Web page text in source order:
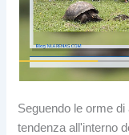
Seguendo le orme
tendenza all'interno